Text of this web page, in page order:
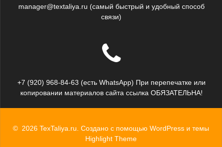
manager@textaliya.ru (самый быстрый и удобный способ
связи)
+7 (920) 968-84-63 (есть WhatsApp) При перепечатке или
копировании материалов сайта ссылка ОБЯЗАТЕЛЬНА!
© 2026 TexTaliya.ru. Создано с помощью WordPress и темы
Highlight Theme